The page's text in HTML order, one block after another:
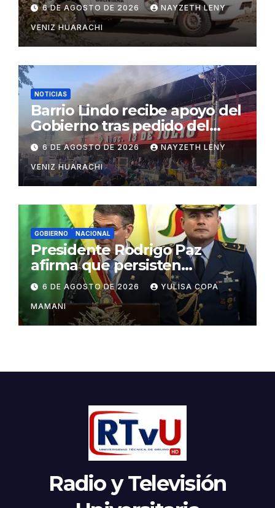
6 DE AGOSTO DE 2026 NAYZETH LENY
VENIZ HUARACHI
NOTICIAS
Barrio Lindo recibe apoyo del
Gobierno tras pedido del
vicepresidente Lara
6 DE AGOSTO DE 2026 NAYZETH LENY
VENIZ HUARACHI
GOBIERNO NACIONAL
Presidente Rodrigo Paz
afirma que persisten
amenazas contra la
estabilidad del país
6 DE AGOSTO DE 2026 YULISA COPA
MAMANI
Radio y Televisión